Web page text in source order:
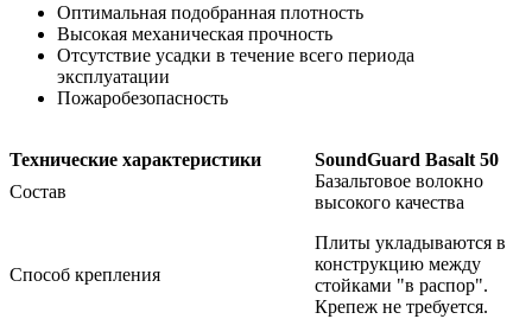
Оптимальная подобранная плотность
Высокая механическая прочность
Отсутствие усадки в течение всего периода
эксплуатации
Пожаробезопасность
Технические характеристики
SoundGuard Basalt 50
Состав
Базальтовое волокно
высокого качества
Способ крепления
Плиты укладываются в
конструкцию между
стойками "в распор".
Крепеж не требуется.